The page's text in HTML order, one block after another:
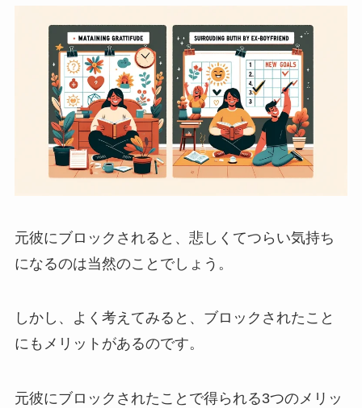
元彼にブロックされると、悲しくてつらい気持ち
になるのは当然のことでしょう。
しかし、よく考えてみると、ブロックされたこと
にもメリットがあるのです。
元彼にブロックされたことで得られる3つのメリッ